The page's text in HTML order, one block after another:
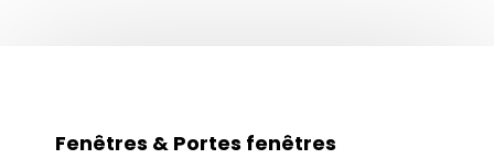
Fenêtres & Portes fenêtres